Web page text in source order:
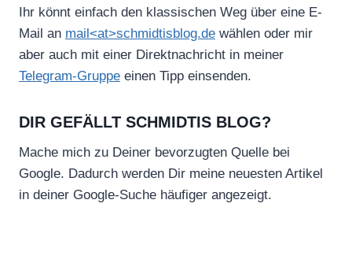
Ihr könnt einfach den klassischen Weg über eine E-
Mail an mail<at>schmidtisblog.de wählen oder mir
aber auch mit einer Direktnachricht in meiner
Telegram-Gruppe einen Tipp einsenden.
DIR GEFÄLLT SCHMIDTIS BLOG?
Mache mich zu Deiner bevorzugten Quelle bei
Google. Dadurch werden Dir meine neuesten Artikel
in deiner Google-Suche häufiger angezeigt.